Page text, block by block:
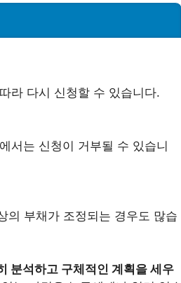
라 다시 신청할 수 있습니다.
서는 신청이 거부될 수 있습니
의 부채가 조정되는 경우도 많습
분석하고 구체적인 계획을 세우